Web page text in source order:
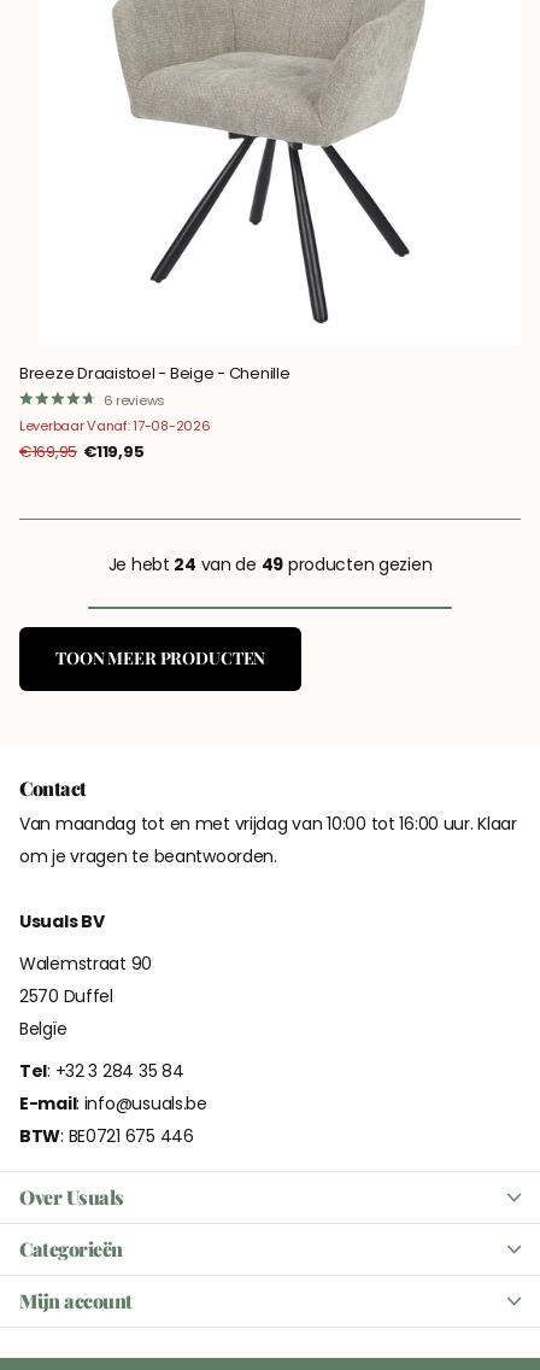
Breeze Draaistoel - Beige - Chenille
6 reviews
Leverbaar Vanaf: 17-08-2026
€169,95 €119,95
Je hebt 24 van de 49 producten gezien
TOON MEER PRODUCTEN
Over Usuals
Categorieën
Mijn account
Contact
Van maandag tot en met vrijdag van 10:00 tot 16:00 uur. Klaar
om je vragen te beantwoorden.
Usuals BV
Walemstraat 90
2570 Duffel
Belgïe
Tel: +32 3 284 35 84
E-mail: info@usuals.be
BTW: BE0721 675 446